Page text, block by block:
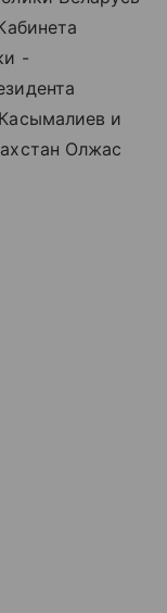
-
и
Олжас